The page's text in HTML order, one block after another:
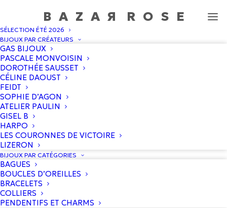
BAZA R ROS E
SÉLECTION ÉTÉ 2026
BIJOUX PAR CRÉATEURS
GAS BIJOUX
PASCALE MONVOISIN
DOROTHÉE SAUSSET
CÉLINE DAOUST
FEIDT
SOPHIE D’AGON
ATELIER PAULIN
GISEL B
HARPO
LES COURONNES DE VICTOIRE
LIZERON
BIJOUX PAR CATÉGORIES
BAGUES
BOUCLES D’OREILLES
BRACELETS
COLLIERS
PENDENTIFS ET CHARMS
Collier Fortune wheel
Accueil/Boutique/Dorothée Sausset